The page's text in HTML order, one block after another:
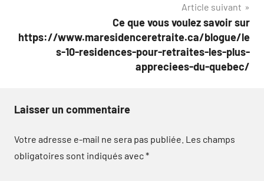
Article suivant
Ce que vous voulez savoir sur
https://www.maresidenceretraite.ca/blogue/le
s-10-residences-pour-retraites-les-plus-
appreciees-du-quebec/
Laisser un commentaire
Votre adresse e-mail ne sera pas publiée. Les champs
obligatoires sont indiqués avec*